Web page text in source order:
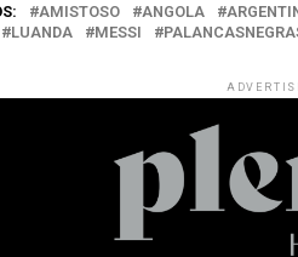
AMISTOSO ANGOLA
LUANDA MESSI